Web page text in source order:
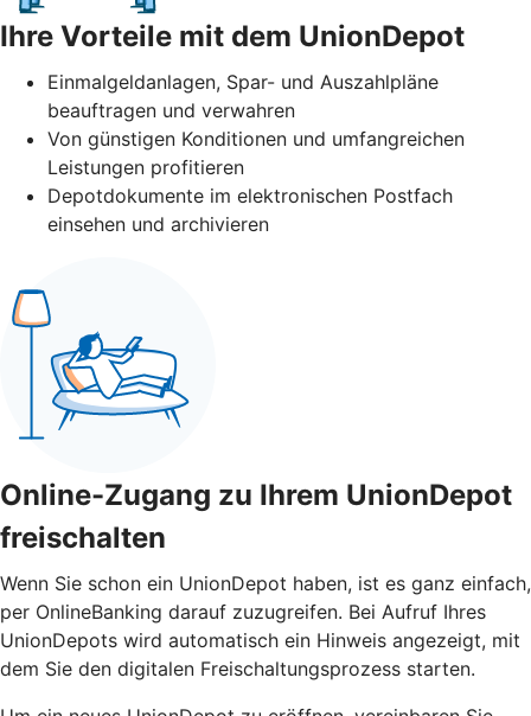
Ihre Vorteile mit dem UnionDepot
Einmalgeldanlagen, Spar- und Auszahlpläne
beauftragen und verwahren
Von günstigen Konditionen und umfangreichen
Leistungen profitieren
Depotdokumente im elektronischen Postfach
einsehen und archivieren
Online-Zugang zu Ihrem UnionDepot
freischalten
Wenn Sie schon ein UnionDepot haben, ist es ganz einfach,
per OnlineBanking darauf zuzugreifen. Bei Aufruf Ihres
UnionDepots wird automatisch ein Hinweis angezeigt, mit
dem Sie den digitalen Freischaltungsprozess starten.